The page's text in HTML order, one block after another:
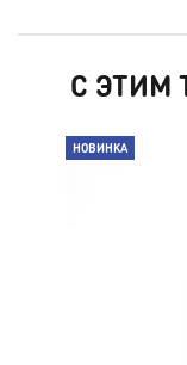
С ЭТИМ
НОВИНКА